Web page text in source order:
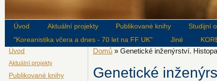
Úvod Aktuální projekty Publikované knihy
Studijní
"Koreanistika včera a dnes - 70 let na FF UK"
Jiné
Úvod
Aktuální projekty
Publikované knihy
Domů » Genetické inženýrství.
Genetické